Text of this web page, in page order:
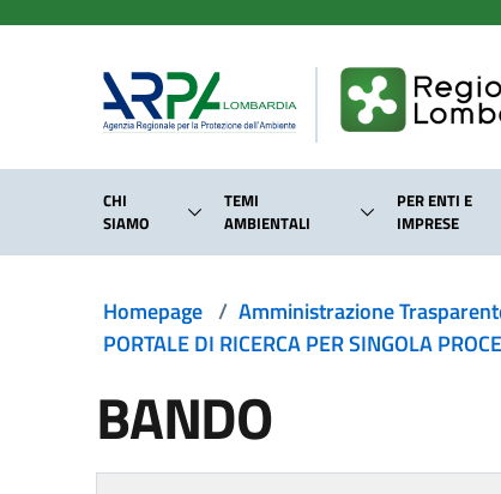
CHI
SIAMO
TEMI
AMBIENTALI
PER ENTI E
IMPRESE
Homepage / Amministrazione
PORTALE DI RICERCA PER SINGOLA
BANDO